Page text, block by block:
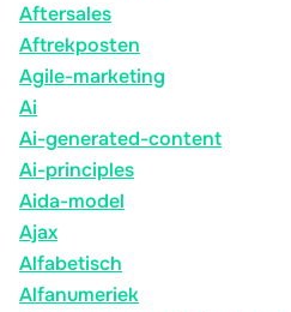
Aftersales
Aftrekposten
Agile-marketing
Ai
Ai-generated-content
Ai-principles
Aida-model
Ajax
Alfabetisch
Alfanumeriek